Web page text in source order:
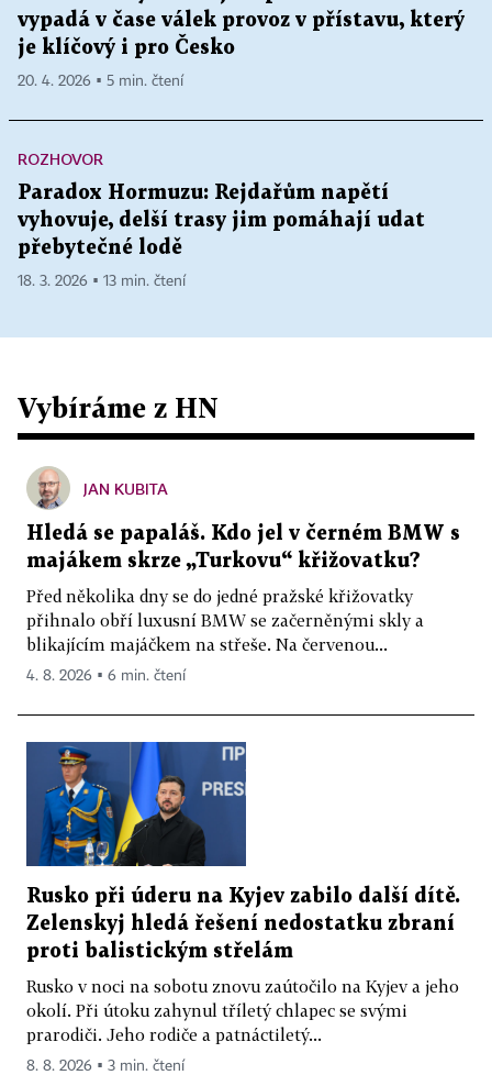
vypadá v čase válek provoz v přístavu, který
je klíčový i pro Česko
20. 4. 2026 ▪ 5 min. čtení
ROZHOVOR
Paradox Hormuzu: Rejdařům napětí
vyhovuje, delší trasy jim pomáhají udat
přebytečné lodě
18. 3. 2026 ▪ 13 min. čtení
Vybíráme z HN
JAN KUBITA
Hledá se papaláš. Kdo jel v černém BMW s
majákem skrze „Turkovu“ křižovatku?
Před několika dny se do jedné pražské křižovatky
přihnalo obří luxusní BMW se začerněnými skly a
blikajícím majáčkem na střeše. Na červenou...
4. 8. 2026 ▪ 6 min. čtení
Rusko při úderu na Kyjev zabilo další dítě.
Zelenskyj hledá řešení nedostatku zbraní
proti balistickým střelám
Rusko v noci na sobotu znovu zaútočilo na Kyjev a jeho
okolí. Při útoku zahynul tříletý chlapec se svými
prarodiči. Jeho rodiče a patnáctiletý...
8. 8. 2026 ▪ 3 min. čtení